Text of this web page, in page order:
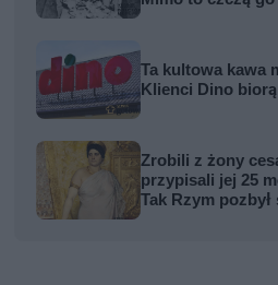
Ta kultowa kawa
Klienci Dino
Zrobili z żony
przypisali jej 25
Tak Rzym